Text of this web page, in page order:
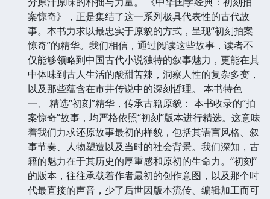
案惊奇》，正是集结了这一系列极具代表性的古代故
事。本书力求以最忠实于原貌的方式，呈现“初刻拍案
惊奇”的精华。我们相信，通过阅读这些故事，读者不
仅能够领略到中国古代小说独特的叙事魅力，更能在其
中体味到古人生活的酸甜苦辣，洞察人性的复杂多变，
以及那些蕴含在市井传说中的深刻哲理。 本书特色
一、 精选“初刻”精华，传承古籍原貌： 本书收录的“拍
案惊奇”故事，均严格依照“初刻”版本进行精选。这意味
着我们力求还原故事最初的样貌，包括其语言风格、叙
事节奏、人物塑造以及当时的社会背景。我们深知，古
籍的魅力在于其历史的厚重感和原初的生命力。“初刻”
的版本，往往承载着作者最初的创作意图，以及那个时
代最直接的声音，少了后世因版本流传、编辑加工而可